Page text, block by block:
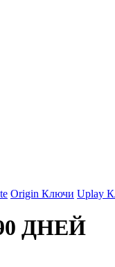
Origin Ключи Uplay
ДНЕЙ